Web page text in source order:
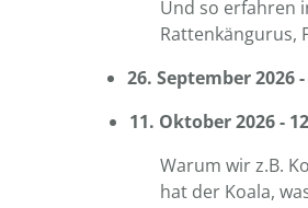
Und so erfahren
Rattenkängurus,
26. September 2026
11. Oktober 2026 -
Warum wir z.B.
hat der Koala,